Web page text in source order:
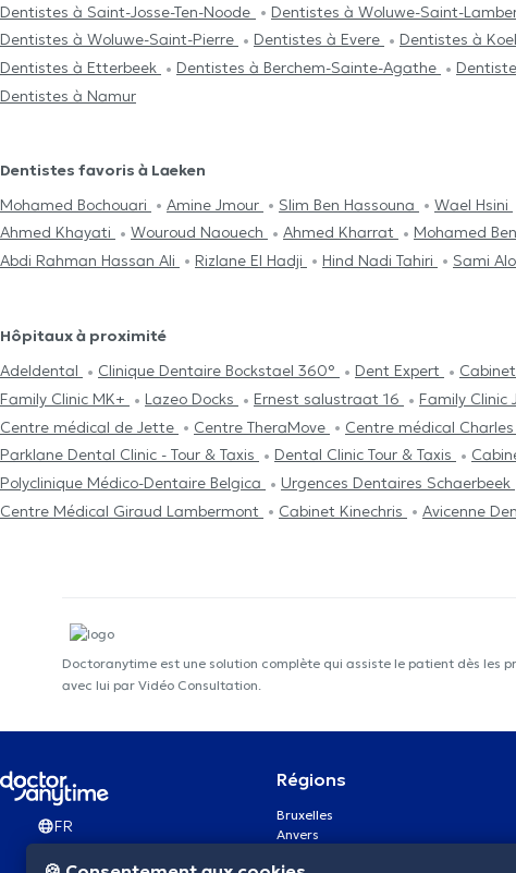
Dentistes à Saint-Josse-Ten-Noode
Dentistes à Woluwe-Saint-
Dentistes à Woluwe-Saint-Pierre
Dentistes à Evere Dentistes à
Dentistes à Etterbeek
Dentistes à Berchem-Sainte-Agathe
Dentistes à Namur
Dentistes favoris à Laeken
Mohamed Bochouari
Amine Jmour Slim Ben Hassouna Wael Hsini
Ahmed Khayati
Wouroud Naouech Ahmed Kharrat Mohamed
Abdi Rahman Hassan Ali
Rizlane El Hadji Hind Nadi Tahiri Sami
Hôpitaux à proximité
Adeldental
Clinique Dentaire Bockstael 360° Dent Expert
Family Clinic MK+
Lazeo Docks Ernest salustraat 16
Family Clinic
Centre médical de Jette
Centre TheraMove
Centre médical
Parklane Dental Clinic - Tour & Taxis
Dental Clinic Tour & Taxis
Polyclinique Médico-Dentaire Belgica
Urgences Dentaires Schaerbeek
Centre Médical Giraud Lambermont
Cabinet Kinechris Avicenne
Doctoranytime est une solution complète qui assiste le patient dès les
avec lui par Vidéo Consultation.
FR
Régions
Bruxelles
Anvers